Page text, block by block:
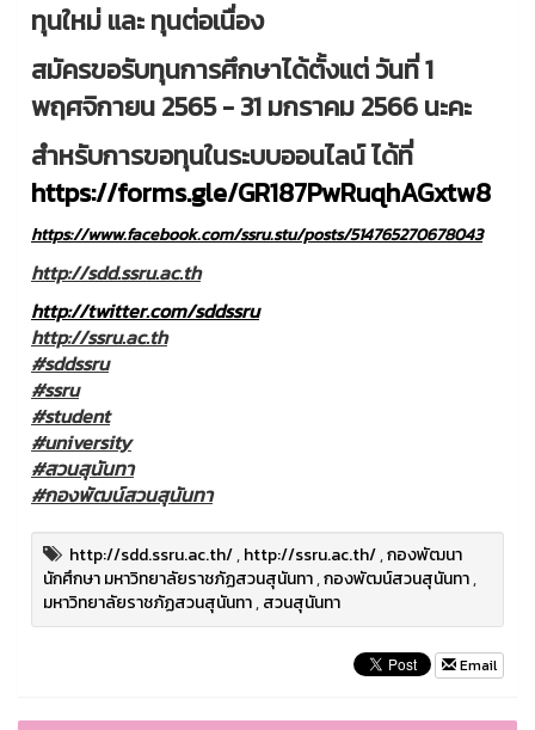
ทุนใหม่ และ ทุนต่อเนื่อง
สมัครขอรับทุนการศึกษาได้ตั้งแต่ วันที่ 1
พฤศจิกายน 2565 - 31 มกราคม 2566 นะคะ
สำหรับการขอทุนในระบบออนไลน์ ได้ที่
https://forms.gle/GR187PwRuqhAGxtw8
https://www.facebook.com/ssru.stu/posts/514765270678043
http://sdd.ssru.ac.th
http://twitter.com/sddssru
http://ssru.ac.th
#sddssru
#ssru
#student
#university
#สวนสุนันทา
#กองพัฒน์สวนสุนันทา
http://sdd.ssru.ac.th/,http://ssru.ac.th/,กองพัฒนา
นักศึกษา มหาวิทยาลัยราชภัฏสวนสุนันทา,กองพัฒน์สวนสุนันทา,
มหาวิทยาลัยราชภัฏสวนสุนันทา,สวนสุนันทา
Email